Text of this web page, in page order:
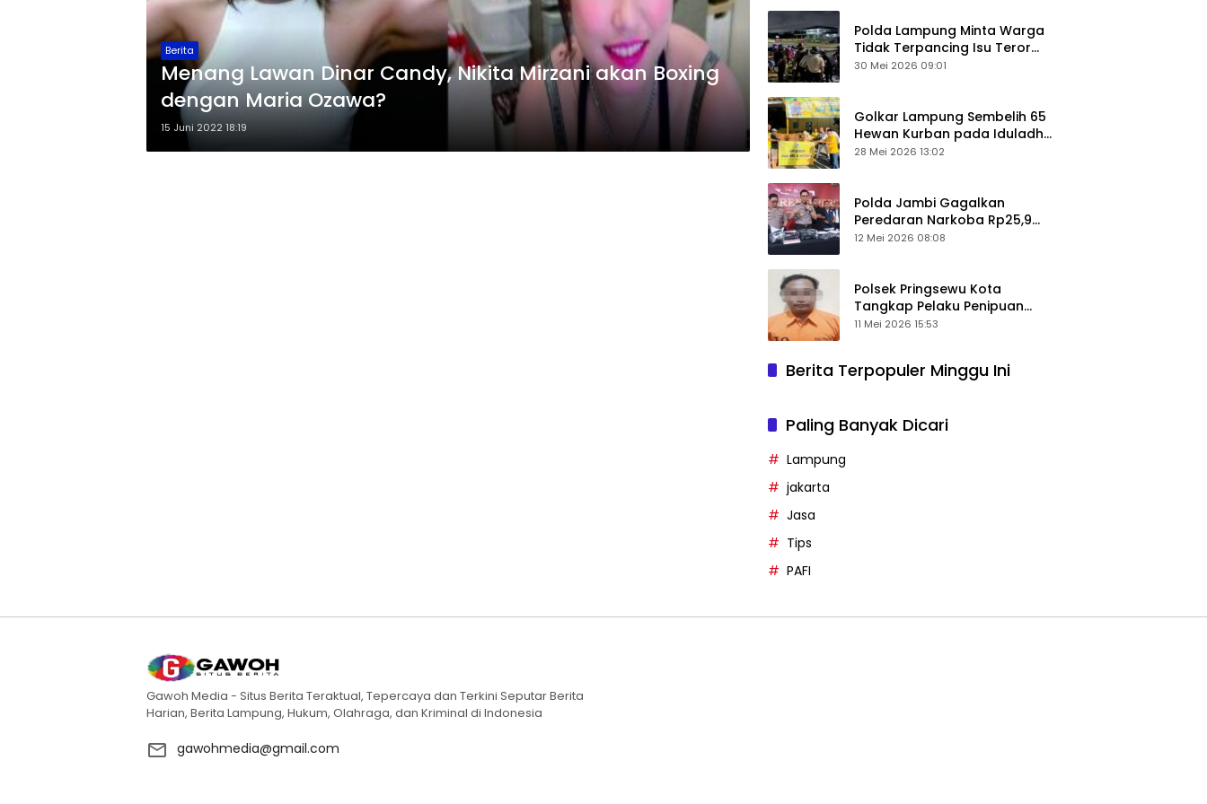
Berita
Menang Lawan Dinar Candy, Nikita Mirzani akan Boxing
dengan Maria Ozawa?
15 Juni 2022 18:19
Polda Lampung Minta Warga
Tidak Terpancing Isu Teror
Pocong Palsu, Patroli
30 Mei 2026 09:01
Golkar Lampung Sembelih 65
Hewan Kurban pada Iduladha
1447 Hijriah
28 Mei 2026 13:02
Polda Jambi Gagalkan
Peredaran Narkoba Rp25,9
Miliar, Empat Tersangka
12 Mei 2026 08:08
Polsek Pringsewu Kota
Tangkap Pelaku Penipuan
Mobil, Sempat Kabur ke Jambi
11 Mei 2026 15:53
Berita Terpopuler Minggu Ini
Paling Banyak Dicari
Lampung
jakarta
Jasa
Tips
PAFI
Gawoh Media - Situs Berita Teraktual, Tepercaya dan Terkini Seputar Berita
Harian, Berita Lampung, Hukum, Olahraga, dan Kriminal di Indonesia
gawohmedia@gmail.com